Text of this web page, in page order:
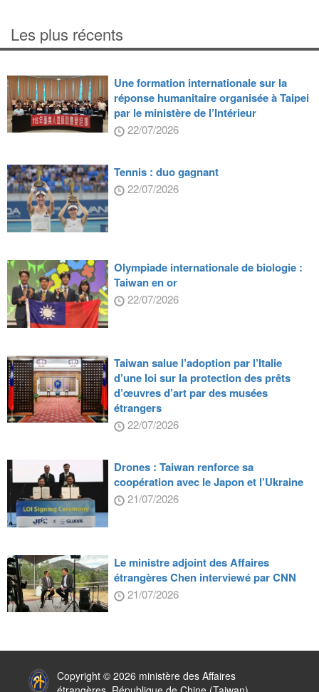
Les plus récents
Une formation internationale sur la
réponse humanitaire organisée à Taipei
par le ministère de l’Intérieur
22/07/2026
Tennis : duo gagnant
22/07/2026
Olympiade internationale de biologie :
Taiwan en or
22/07/2026
Taiwan salue l’adoption par l’Italie
d’une loi sur la protection des prêts
d’œuvres d’art par des musées
étrangers
22/07/2026
Drones : Taiwan renforce sa
coopération avec le Japon et l’Ukraine
21/07/2026
Le ministre adjoint des Affaires
étrangères Chen interviewé par CNN
21/07/2026
Copyright © 2026 ministère des Affaires